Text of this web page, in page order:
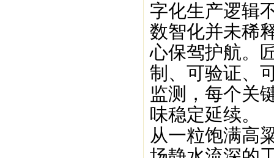
字化生产逻辑
数智化并未稀
心保驾护航。
制、可验证、
监测，每个关
味稳定延续。
从一粒饱满高